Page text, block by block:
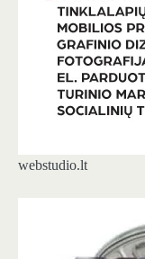
webstudio.lt